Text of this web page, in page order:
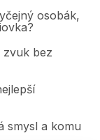
osobák,
zvuk bez
smysl a komu